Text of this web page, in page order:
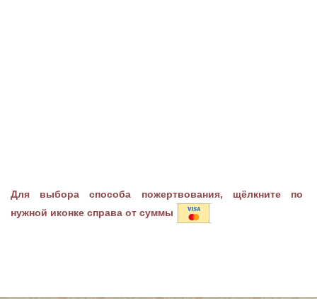
Для выбора способа пожертвования, щёлкните по
нужной иконке справа от суммы